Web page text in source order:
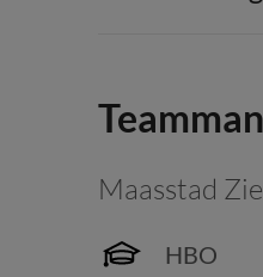
Maasstad
HBO